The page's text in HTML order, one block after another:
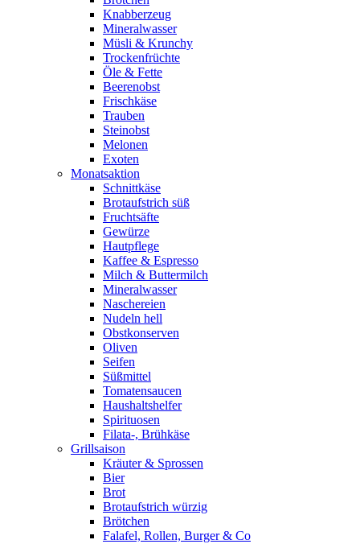
Knabberzeug
Mineralwasser
Müsli & Krunchy
Trockenfrüchte
Öle & Fette
Beerenobst
Frischkäse
Trauben
Steinobst
Melonen
Exoten
Monatsaktion
Schnittkäse
Brotaufstrich süß
Fruchtsäfte
Gewürze
Hautpflege
Kaffee & Espresso
Milch & Buttermilch
Mineralwasser
Naschereien
Nudeln hell
Obstkonserven
Oliven
Seifen
Süßmittel
Tomatensaucen
Haushaltshelfer
Spirituosen
Filata-, Brühkäse
Grillsaison
Kräuter & Sprossen
Bier
Brot
Brotaufstrich würzig
Brötchen
Falafel, Rollen, Burger & Co